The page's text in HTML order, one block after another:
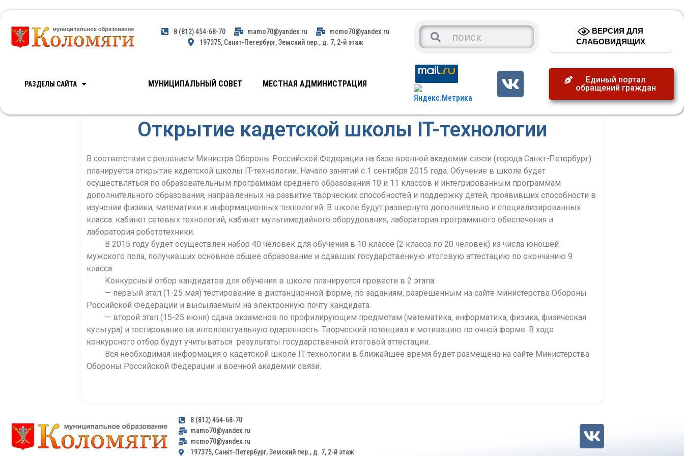
8 (812) 454-68-70 mamo70@yandex.ru
mcmo70@yandex.ru
197375, Санкт-Петербург, Земский пер., д. 7, 2-й этаж
ВЕРСИЯ ДЛЯ
СЛАБОВИДЯЩИХ
РАЗДЕЛЫ САЙТА МУНИЦИПАЛЬНЫЙ СОВЕТ МЕСТНАЯ АДМИНИСТРАЦИЯ
Единый портал
обращений граждан
Открытие кадетской школы IT-технологии
В соответствии с решением Министра Обороны Российской Федерации на базе военной академии связи (города Санкт-Петербург)
планируется открытие кадетской школы IT-технологии. Начало занятий с 1 сентября 2015 года. Обучение в школе будет
осуществляться по образовательным программам среднего образования 10 и 11 классов и интегрированным программам
дополнительного образования, направленных на развитие творческих способностей и поддержку детей, проявивших способности в
изучении физики, математики и информационных технологий. В школе будут развернуто дополнительно и специализированных
класса: кабинет сетевых технологий, кабинет мультимедийного оборудования, лаборатория программного обеспечения и
лаборатория робототехники.
В 2015 году будет осуществлен набор 40 человек для обучения в 10 классе (2 класса по 20 человек) из числа юношей
мужского пола, получивших основное общее образование и сдавших государственную итоговую аттестацию по окончанию 9
класса.
Конкурсный отбор кандидатов для обучения в школе планируется провести в 2 этапа:
— первый этап (1-25 мая) тестирование в дистанционной форме, по заданиям, разрешенным на сайте министерства Обороны
Российской Федерации и высылаемым на электронную почту кандидата.
— второй этап (15-25 июня) сдача экзаменов по профилирующим предметам (математика, информатика, физика, физическая
культура) и тестирование на интеллектуальную одаренность. Творческий потенциал и мотивацию по очной форме. В ходе
конкурсного отбор будут учитываться результаты государственной итоговой аттестации.
Вся необходимая информация о кадетской школе IT-технологии в ближайшее время будет размещена на сайте Министерства
Обороны Российской Федерации и военной академии связи.
8 (812) 454-68-70
mamo70@yandex.ru
mcmo70@yandex.ru
197375, Санкт-Петербург, Земский пер., д. 7, 2-й этаж